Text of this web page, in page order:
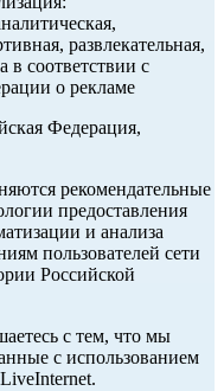
развлекательная,
в соответствии с
о рекламе
Федерация,
рекомендательные
предоставления
и анализа
пользователей сети
Российской
с тем, что мы
с использованием